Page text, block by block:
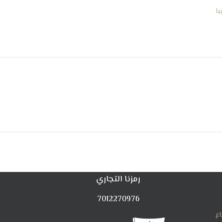
رمزنا التجاري
7012270976